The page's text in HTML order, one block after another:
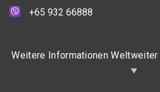
+65 932 66888
Weitere Informationen